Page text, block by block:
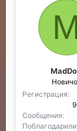
Регистрация
Сообщения
Поблагодарили